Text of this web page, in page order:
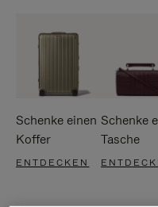
Schenke einen
Koffer
ENTDECKEN
Schenke
Tasche